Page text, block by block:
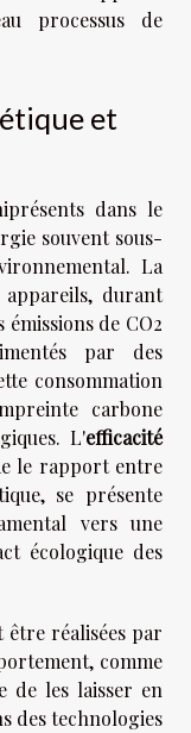
processus de
et
dans le
souvent sous-
La
durant
de CO2
par des
consommation
carbone
L'efficacité
le rapport entre
se présente
vers une
écologique des
être réalisées par
comme
de les laisser en
des technologies